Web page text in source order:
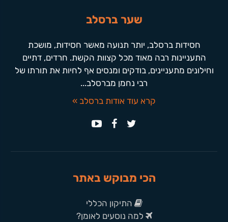
שער ברסלב
חסידות ברסלב, יותר תנועה מאשר חסידות, מושכת
התעניינות רבה מאוד מכל קצוות הקשת. חרדים, דתיים
וחילונים מתעניינים, בודקים ומנסים אף לחיות את תורתו של
רבי נחמן מברסלב...
קרא עוד אודות ברסלב »
הכי מבוקש באתר
התיקון הכללי
למה נוסעים לאומן?